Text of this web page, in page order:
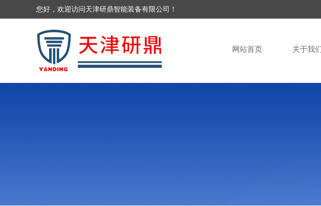
您好，欢迎访问天津研鼎智能装备有限公司！
网站首页 关于我